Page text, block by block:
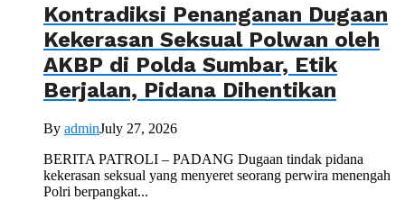
Kontradiksi Penanganan Dugaan
Kekerasan Seksual Polwan oleh
AKBP di Polda Sumbar, Etik
Berjalan, Pidana Dihentikan
By adminJuly 27, 2026
BERITA PATROLI – PADANG Dugaan tindak pidana
kekerasan seksual yang menyeret seorang perwira menengah
Polri berpangkat...